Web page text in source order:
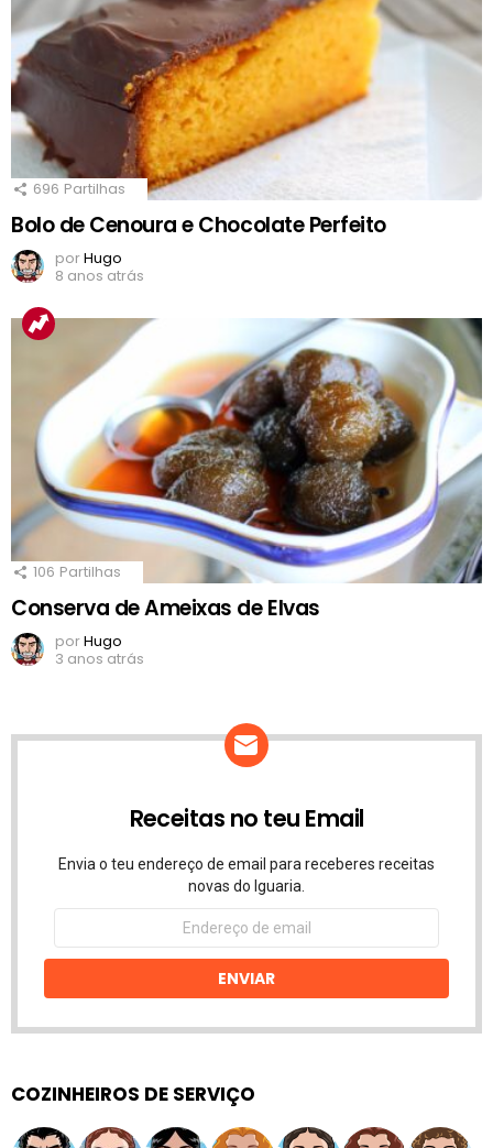
696 Partilhas
Bolo de Cenoura e Chocolate Perfeito
porHugo
8 anos atrás
106 Partilhas
Conserva de Ameixas de Elvas
porHugo
3 anos atrás
Receitas no teu Email
Envia o teu endereço de email para receberes receitas
novas do Iguaria.
Endereço
email
ENVIAR
COZINHEIROS DE SERVIÇO